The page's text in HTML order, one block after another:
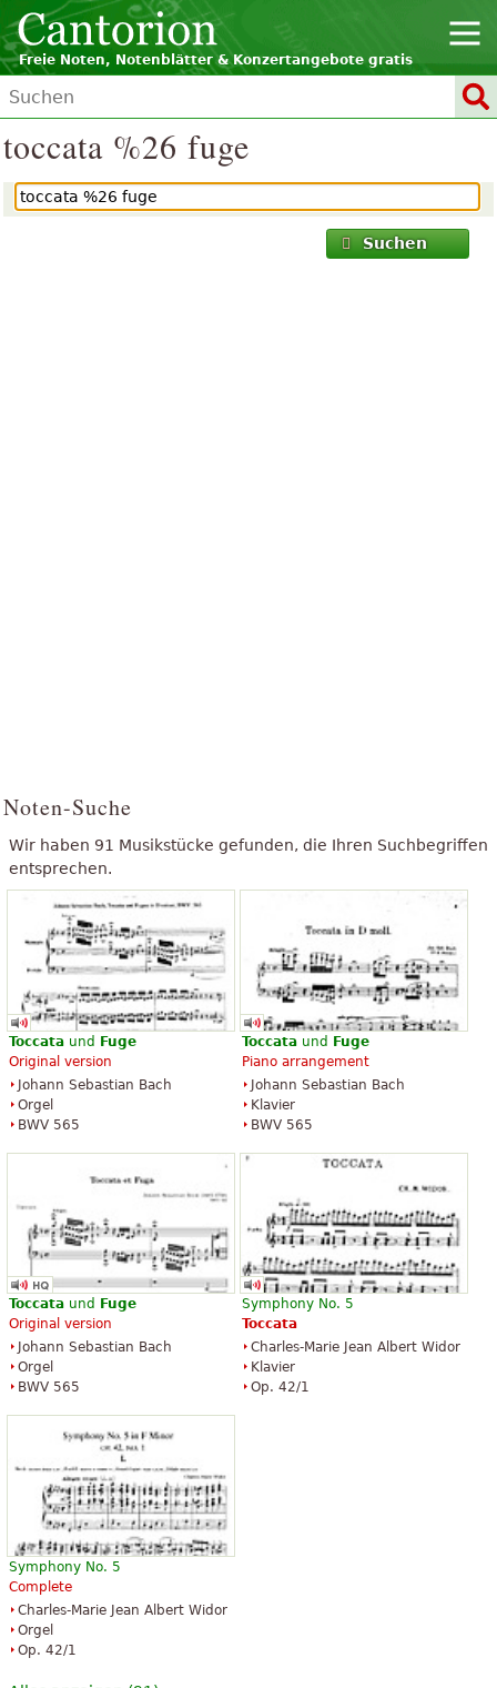
Freie Noten, Notenblätter & Konzertangebote gratis
toccata %26 fuge
Suchen
Noten-Suche
Wir haben 91 Musikstücke gefunden, die Ihren Suchbegriffen
entsprechen.
Toccata und Fuge
Original version
Johann Sebastian Bach
Orgel
BWV 565
Toccata und Fuge
Piano arrangement
Johann Sebastian Bach
Klavier
BWV 565
Toccata und
Fuge
Original version
Johann Sebastian Bach
Orgel
BWV 565
Symphony No. 5
Toccata
Charles-Marie Jean Albert Widor
Klavier
Op. 42/1
Symphony No. 5
Complete
Charles-Marie Jean Albert Widor
Orgel
Op. 42/1